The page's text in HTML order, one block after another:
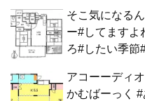
そこ気になる
ー#してますよ
ろ#したい季節
アコーーディ
かむばーっく